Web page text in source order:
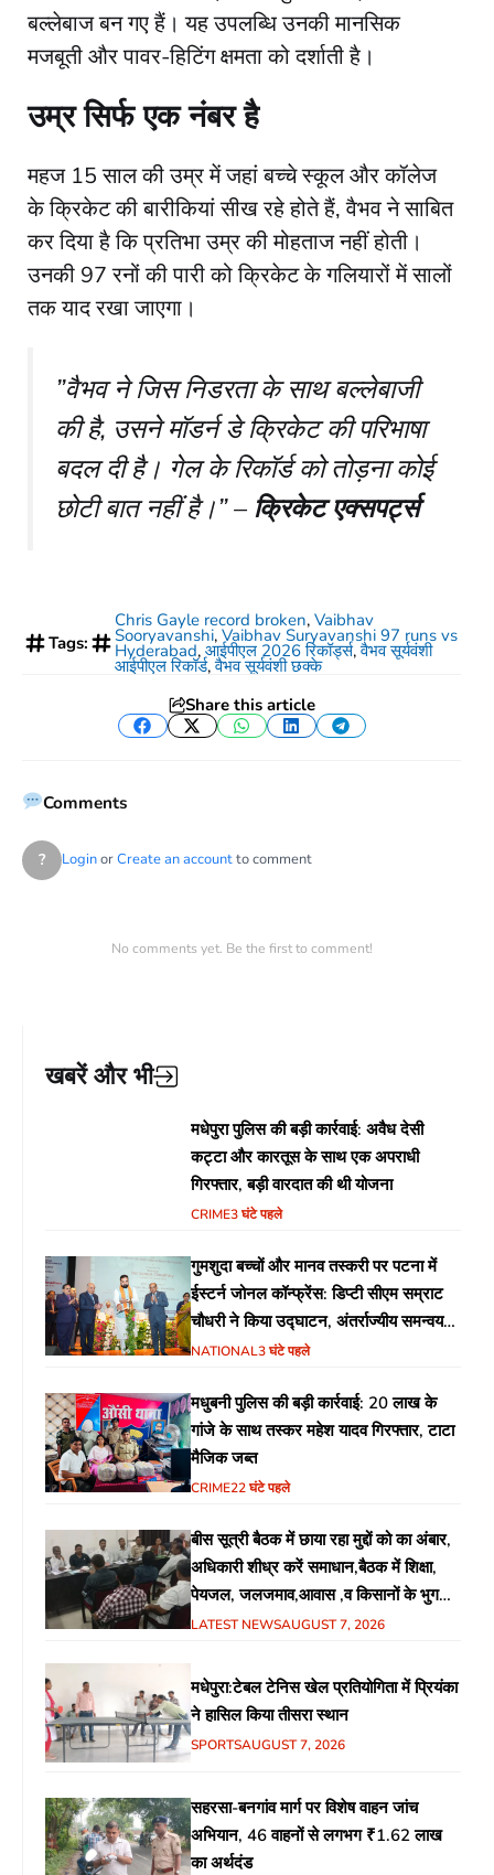
बल्लेबाज बन गए हैं। यह उपलब्धि उनकी मानसिक
मजबूती और पावर-हिटिंग क्षमता को दर्शाती है।
उम्र सिर्फ एक नंबर है
​महज 15 साल की उम्र में जहां बच्चे स्कूल और कॉलेज
के क्रिकेट की बारीकियां सीख रहे होते हैं, वैभव ने साबित
कर दिया है कि प्रतिभा उम्र की मोहताज नहीं होती।
उनकी 97 रनों की पारी को क्रिकेट के गलियारों में सालों
तक याद रखा जाएगा।
​”वैभव ने जिस निडरता के साथ बल्लेबाजी
की है, उसने मॉडर्न डे क्रिकेट की परिभाषा
बदल दी है। गेल के रिकॉर्ड को तोड़ना कोई
छोटी बात नहीं है।” – क्रिकेट एक्सपर्ट्स
Tags:
Chris Gayle record broken, Vaibhav
Sooryavanshi, Vaibhav Suryavanshi 97 runs vs
Hyderabad, आईपीएल 2026 रिकॉर्ड्स,वैभव सूर्यवंशी
आईपीएल रिकॉर्ड,वैभव सूर्यवंशी छक्के
Share this article
Facebook
TwitterWhatsApp
LinkedInTelegram
Comments
? LoginorCreate an accountto comment
No comments yet. Be the first to comment!
खबरें और भी
मधेपुरा पुलिस की बड़ी कार्रवाई: अवैध देसी
कट्टा और कारतूस के साथ एक अपराधी
गिरफ्तार, बड़ी वारदात की थी योजना
CRIME3 घंटे पहले
गुमशुदा बच्चों और मानव तस्करी पर पटना में
ईस्टर्न जोनल कॉन्फ्रेंस: डिप्टी सीएम सम्राट
चौधरी ने किया उद्घाटन, अंतर्राज्यीय समन्वय
पर जोर
NATIONAL3 घंटे पहले
मधुबनी पुलिस की बड़ी कार्रवाई: 20 लाख के
गांजे के साथ तस्कर महेश यादव गिरफ्तार, टाटा
मैजिक जब्त
CRIME22 घंटे पहले
बीस सूत्री बैठक में छाया रहा मुद्दों को का अंबार,
अधिकारी शीध्र करें समाधान,बैठक में शिक्षा,
पेयजल, जलजमाव,आवास ,व किसानों के भुगतान
का उठा मुद्दा
LATEST NEWSAUGUST 7, 2026
मधेपुरा:टेबल टेनिस खेल प्रतियोगिता में प्रियंका
ने हासिल किया तीसरा स्थान
SPORTSAUGUST 7, 2026
सहरसा-बनगांव मार्ग पर विशेष वाहन जांच
अभियान, 46 वाहनों से लगभग ₹1.62 लाख
का अर्थदंड